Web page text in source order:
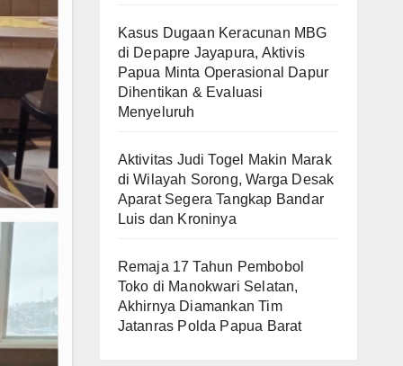
Kasus Dugaan Keracunan MBG
di Depapre Jayapura, Aktivis
Papua Minta Operasional Dapur
Dihentikan & Evaluasi
Menyeluruh
Aktivitas Judi Togel Makin Marak
di Wilayah Sorong, Warga Desak
Aparat Segera Tangkap Bandar
Luis dan Kroninya
Remaja 17 Tahun Pembobol
Toko di Manokwari Selatan,
Akhirnya Diamankan Tim
Jatanras Polda Papua Barat